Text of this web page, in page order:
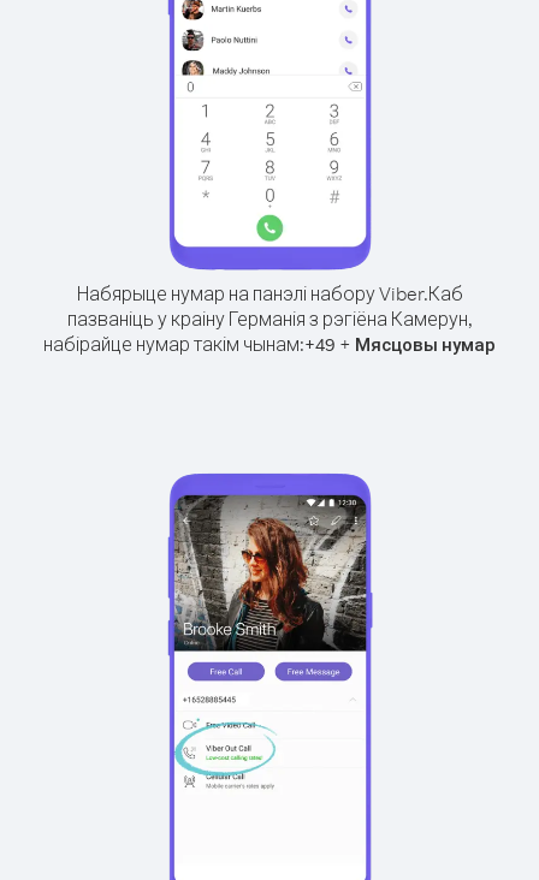
Набярыце нумар на панэлі набору Viber.Каб
пазваніць у краіну Германія з рэгіёна Камерун,
набірайце нумар такім чынам:+49 + Мясцовы нумар